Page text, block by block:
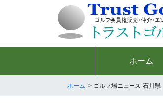
ホーム
ホーム ゴルフ場ニュース-石川県